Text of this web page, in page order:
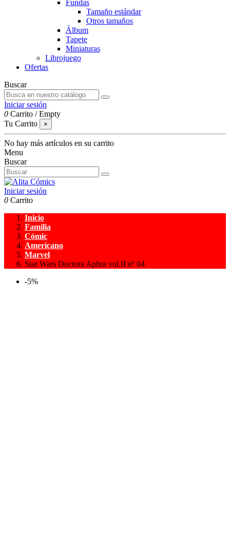
Fundas
Tamaño estándar
Otros tamaños
Álbum
Tapete
Miniaturas
Librojuego
Ofertas
Buscar
Iniciar sesión
0 Carrito /Empty
Tu Carrito
×
No hay más artículos en su carrito
Menu
Buscar
Iniciar sesión
0 Carrito
Inicio
Familia
Cómic
Americano
Marvel
Star Wars Doctora Aphra vol.II nº 04
-5%